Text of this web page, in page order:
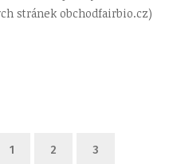
stránek obchodfairbio.cz)
1 2 3